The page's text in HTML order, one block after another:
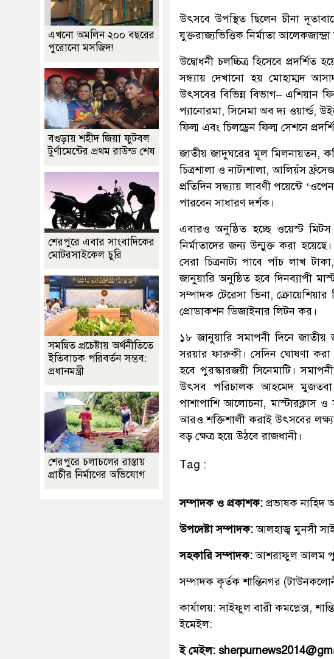
উৎসবে উপস্থিত ছিলেন চীনা
যুক্তরাজ্যভিত্তিক নির্মাতা
উদ্বোধনী চলচ্চিত্র হিসেবে
সন্ধ্যায় দেখানো হয় মোহাম্মদ
উৎসবের বিভিন্ন বিভাগ– এশিয়ান
প্যানোরমা, সিনেমা অব দ্য ওয়ার্ল্ড,
ফিল্ম এবং চিলড্রেন ফিল্ম সেশনে
জাতীয় জাদুঘরের মূল মিলনায়তন,
চিত্রশালা ও নাট্যশালা, আলিয়ঁস
প্রতিদিন সন্ধ্যায় লাবণী পয়েন্টে
পারবেন সাধারণ দর্শক।
এবারও অনুষ্ঠিত হচ্ছে ওয়েস্ট
নির্মাতাদের জন্য উন্মুক্ত করা
সেরা চিত্রনাট্য পাবে পাঁচ লাখ
জানুয়ারি অনুষ্ঠিত হবে দিনব্যাপী
সম্পাদক টেরেসা ভিনা, ক্রোয়েশিয়ার
প্রোডাকশন ডিজাইনার লিটন কর।
১৮ জানুয়ারি সমাপনী দিনে জাতীয়
সরয়ার ফারুকী। সেদিন ঘোষণা করা
হবে পুরস্কারজয়ী সিনেমাটি।
উৎসব পরিচালক আহমেদ মুজতবা
পাশাপাশি আলোচনা, মাস্টারক্লাস ও
আরও শক্তিশালী করাই উৎসবের
বড় ক্ষেত্র হয়ে উঠবে রাজধানী।
Tag :
সম্পাদক ও প্রকাশক: প্রভাষক
উপদেষ্টা সম্পাদক:আলহাজ্ব মুনসী
সহকারি সম্পাদক:আশরাফুল আলম
সম্পাদক কৃর্তক শান্তিনগর
কার্যালয়: সাইফুল বারী কমপ্লেক্স,
ইমেইল:
ই মেইল:
এখনো অমলিন ২০০ বছরের
পুরোনো মসজিদ!
বগুড়ায় শহীদ জিয়া ফুটবল
টুর্ণামেন্টের প্রথম রাউন্ড শেষ
শেরপুরে এবার সাংবাদিকের
মোটরসাইকেল চুরি
সমন্বিত প্রচেষ্টায় অর্থনীতিতে
ইতিবাচক পরিবর্তন সম্ভব:
প্রধানমন্ত্রী
শেরপুরে চলাচলের রাস্তায়
প্রাচীর নির্মাণের অভিযোগ